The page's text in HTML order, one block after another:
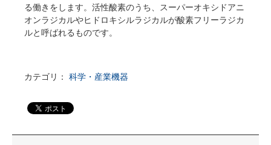
る働きをします。活性酸素のうち、スーパーオキシドアニ
オンラジカルやヒドロキシルラジカルが酸素フリーラジカ
ルと呼ばれるものです。
カテゴリ： 科学・産業機器